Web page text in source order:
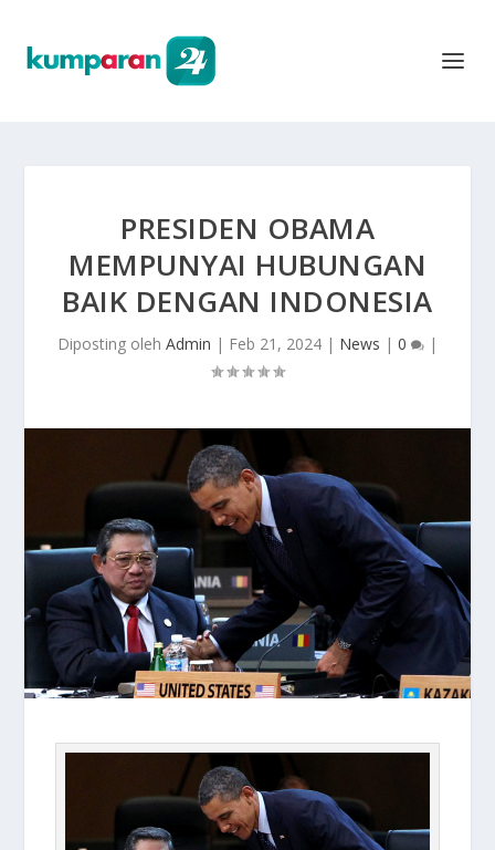
PRESIDEN OBAMA
MEMPUNYAI HUBUNGAN
BAIK DENGAN INDONESIA
Diposting oleh Admin | Feb 21, 2024 | News | 0 |